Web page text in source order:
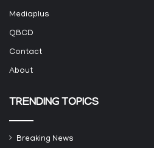
Mediaplus
QBCD
Contact
About
TRENDING TOPICS
Breaking News